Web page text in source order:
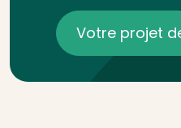
Votre projet